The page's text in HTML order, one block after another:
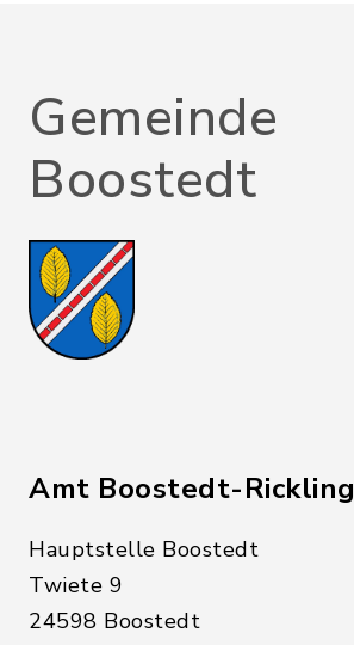
Gemeinde
Boostedt
Amt Boostedt-Rickling
Hauptstelle Boostedt
Twiete 9
24598 Boostedt